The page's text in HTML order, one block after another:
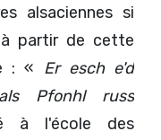
alsaciennes si
partir de cette
: « Er esch e'd
Pfonhl russ
l'école des